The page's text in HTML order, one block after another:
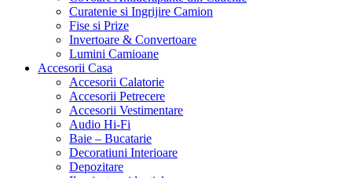
Curatenie si Ingrijire Camion
Fise si Prize
Invertoare & Convertoare
Lumini Camioane
Accesorii Casa
Accesorii Calatorie
Accesorii Petrecere
Accesorii Vestimentare
Audio Hi-Fi
Baie – Bucatarie
Decoratiuni Interioare
Depozitare